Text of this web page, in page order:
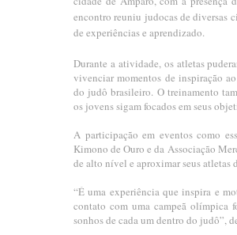
encontro reuniu judocas de diversas
de experiências e aprendizado.
Durante a atividade, os atletas
vivenciar momentos de inspiração
do judô brasileiro. O treinamento
os jovens sigam focados em seus
A participação em eventos como
Kimono de Ouro e da Associação
de alto nível e aproximar seus atletas
“É uma experiência que inspira e
contato com uma campeã olímpica
sonhos de cada um dentro do judô”,